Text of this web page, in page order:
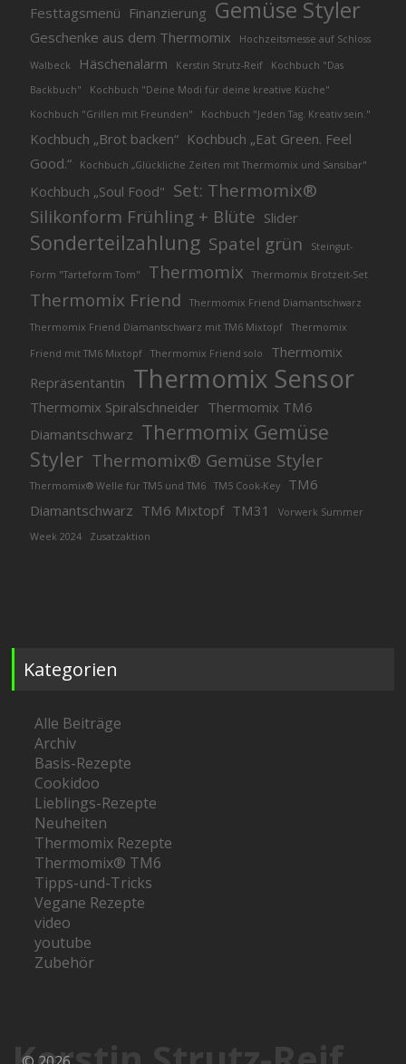
Festtagsmenü Finanzierung Gemüse Styler
Geschenke aus dem Thermomix Hochzeitsmesse auf Schloss
Walbeck Häschenalarm Kerstin Strutz-Reif
Kochbuch "Das
Backbuch"
Kochbuch "Deine Modi für deine kreative Küche"
Kochbuch "Grillen mit Freunden"
Kochbuch "Jeden Tag. Kreativ sein."
Kochbuch „Brot backen“ Kochbuch „Eat Green. Feel
Good.“
Kochbuch „Glückliche Zeiten mit Thermomix und Sansibar"
Kochbuch „Soul Food" Set: Thermomix®
Silikonform Frühling + Blüte Slider
Sonderteilzahlung Spatel grün Steingut-
Form "Tarteform Tom" Thermomix Thermomix Brotzeit-Set
Thermomix Friend
Thermomix Friend Diamantschwarz
Thermomix Friend Diamantschwarz mit TM6 Mixtopf
Thermomix
Friend mit TM6 Mixtopf Thermomix Friend solo
Thermomix
Repräsentantin Thermomix Sensor
Thermomix Spiralschneider Thermomix TM6
Diamantschwarz Thermomix Gemüse
Styler Thermomix® Gemüse Styler
Thermomix® Welle für TM5 und TM6 TM5 Cook-Key
TM6
Diamantschwarz TM6 Mixtopf TM31
Vorwerk Summer
Week 2024
Zusatzaktion
Kategorien
Alle Beiträge
Archiv
Basis-Rezepte
Cookidoo
Lieblings-Rezepte
Neuheiten
Thermomix Rezepte
Thermomix® TM6
Tipps-und-Tricks
Vegane Rezepte
video
youtube
Zubehör